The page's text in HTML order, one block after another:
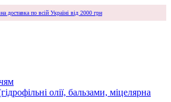
доставка по всій Україні від 2000 грн
олії, бальзами, міцелярна